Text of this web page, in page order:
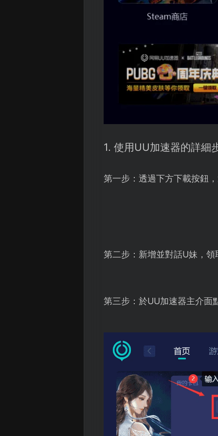
1. 使用UU加速器的詳細
第一步：透過下方下載按鈕
第二步：新增並對話U妹，
第三步：於UU加速器主介面